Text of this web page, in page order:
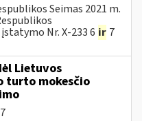
Seimas 2021 m.
Nr. X-233 6 ir 7
Lietuvos
turto mokesčio